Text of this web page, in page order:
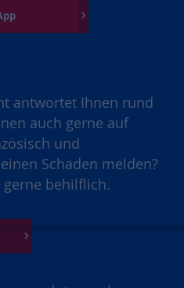
antwortet Ihnen rund
auch gerne auf
und
Schaden melden?
behilflich.